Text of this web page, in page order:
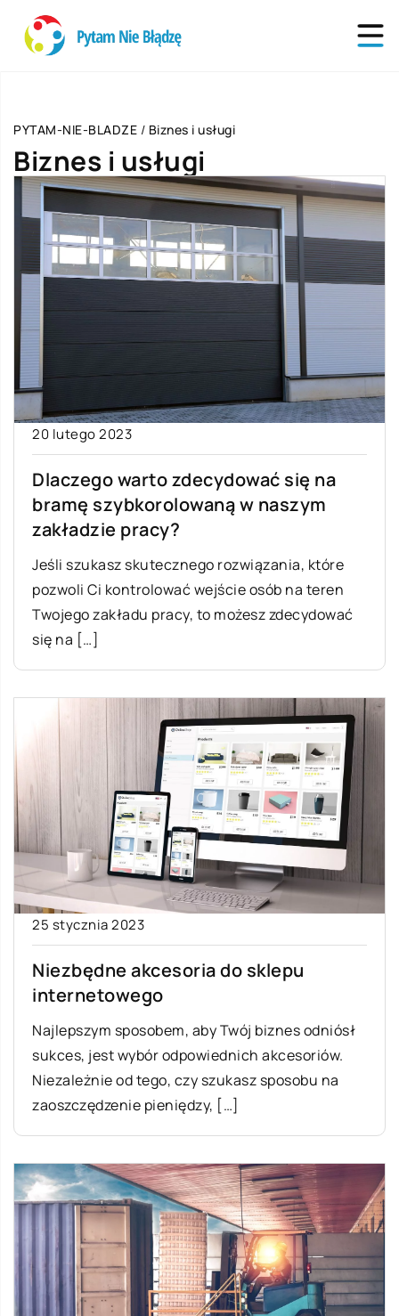
PYTAM-NIE-BLADZE / Biznes i usługi
Biznes i usługi
20 lutego 2023
Dlaczego warto zdecydować się na
bramę szybkorolowaną w naszym
zakładzie pracy?
Jeśli szukasz skutecznego rozwiązania, które
pozwoli Ci kontrolować wejście osób na teren
Twojego zakładu pracy, to możesz zdecydować
się na […]
25 stycznia 2023
Niezbędne akcesoria do sklepu
internetowego
Najlepszym sposobem, aby Twój biznes odniósł
sukces, jest wybór odpowiednich akcesoriów.
Niezależnie od tego, czy szukasz sposobu na
zaoszczędzenie pieniędzy, […]